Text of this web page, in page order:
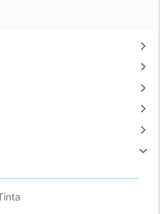
chevron_right
chevron_right
chevron_right
chevron_right
chevron_right
chevron_right